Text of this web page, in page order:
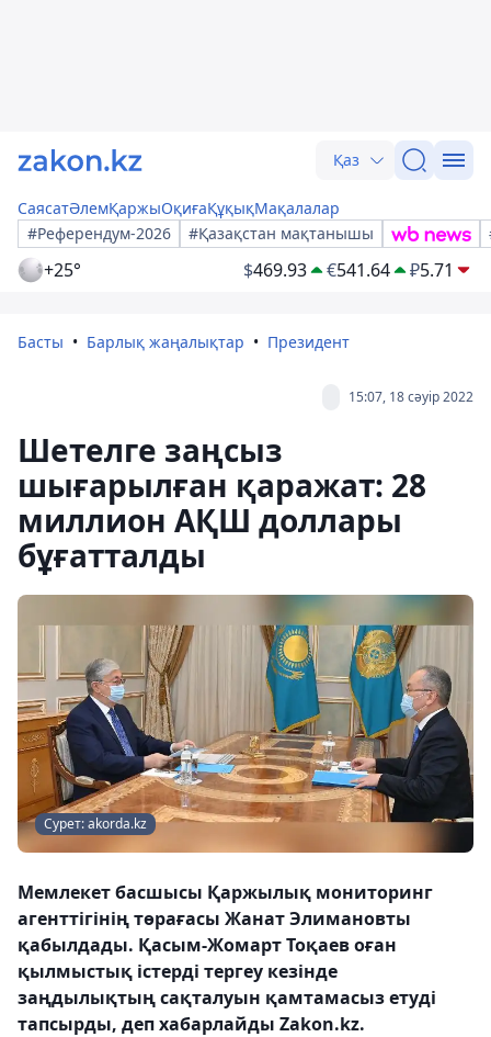
Қаз
СаясатӘлемҚаржыОқиғаҚұқықМақалалар
#Референдум-2026
#Қазақстан мақтанышы
+25° $469.93 €541.64 ₽5.71
Басты Барлық жаңалықтар Президент
15:07, 18 сәуір 2022
Шетелге заңсыз
шығарылған қаражат: 28
миллион АҚШ доллары
бұғатталды
Сурет: akorda.kz
Мемлекет басшысы Қаржылық мониторинг
агенттігінің төрағасы Жанат Элимановты
қабылдады. Қасым-Жомарт Тоқаев оған
қылмыстық істерді тергеу кезінде
заңдылықтың сақталуын қамтамасыз етуді
тапсырды, деп хабарлайды Zakon.kz.